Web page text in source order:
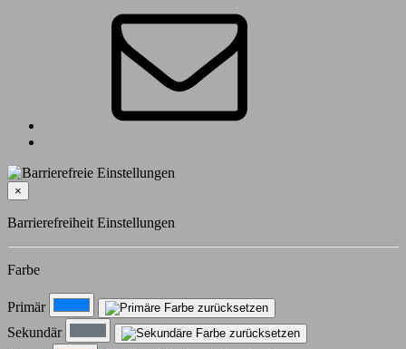
top
×
Barrierefreiheit Einstellungen
Farbe
Primär
Sekundär